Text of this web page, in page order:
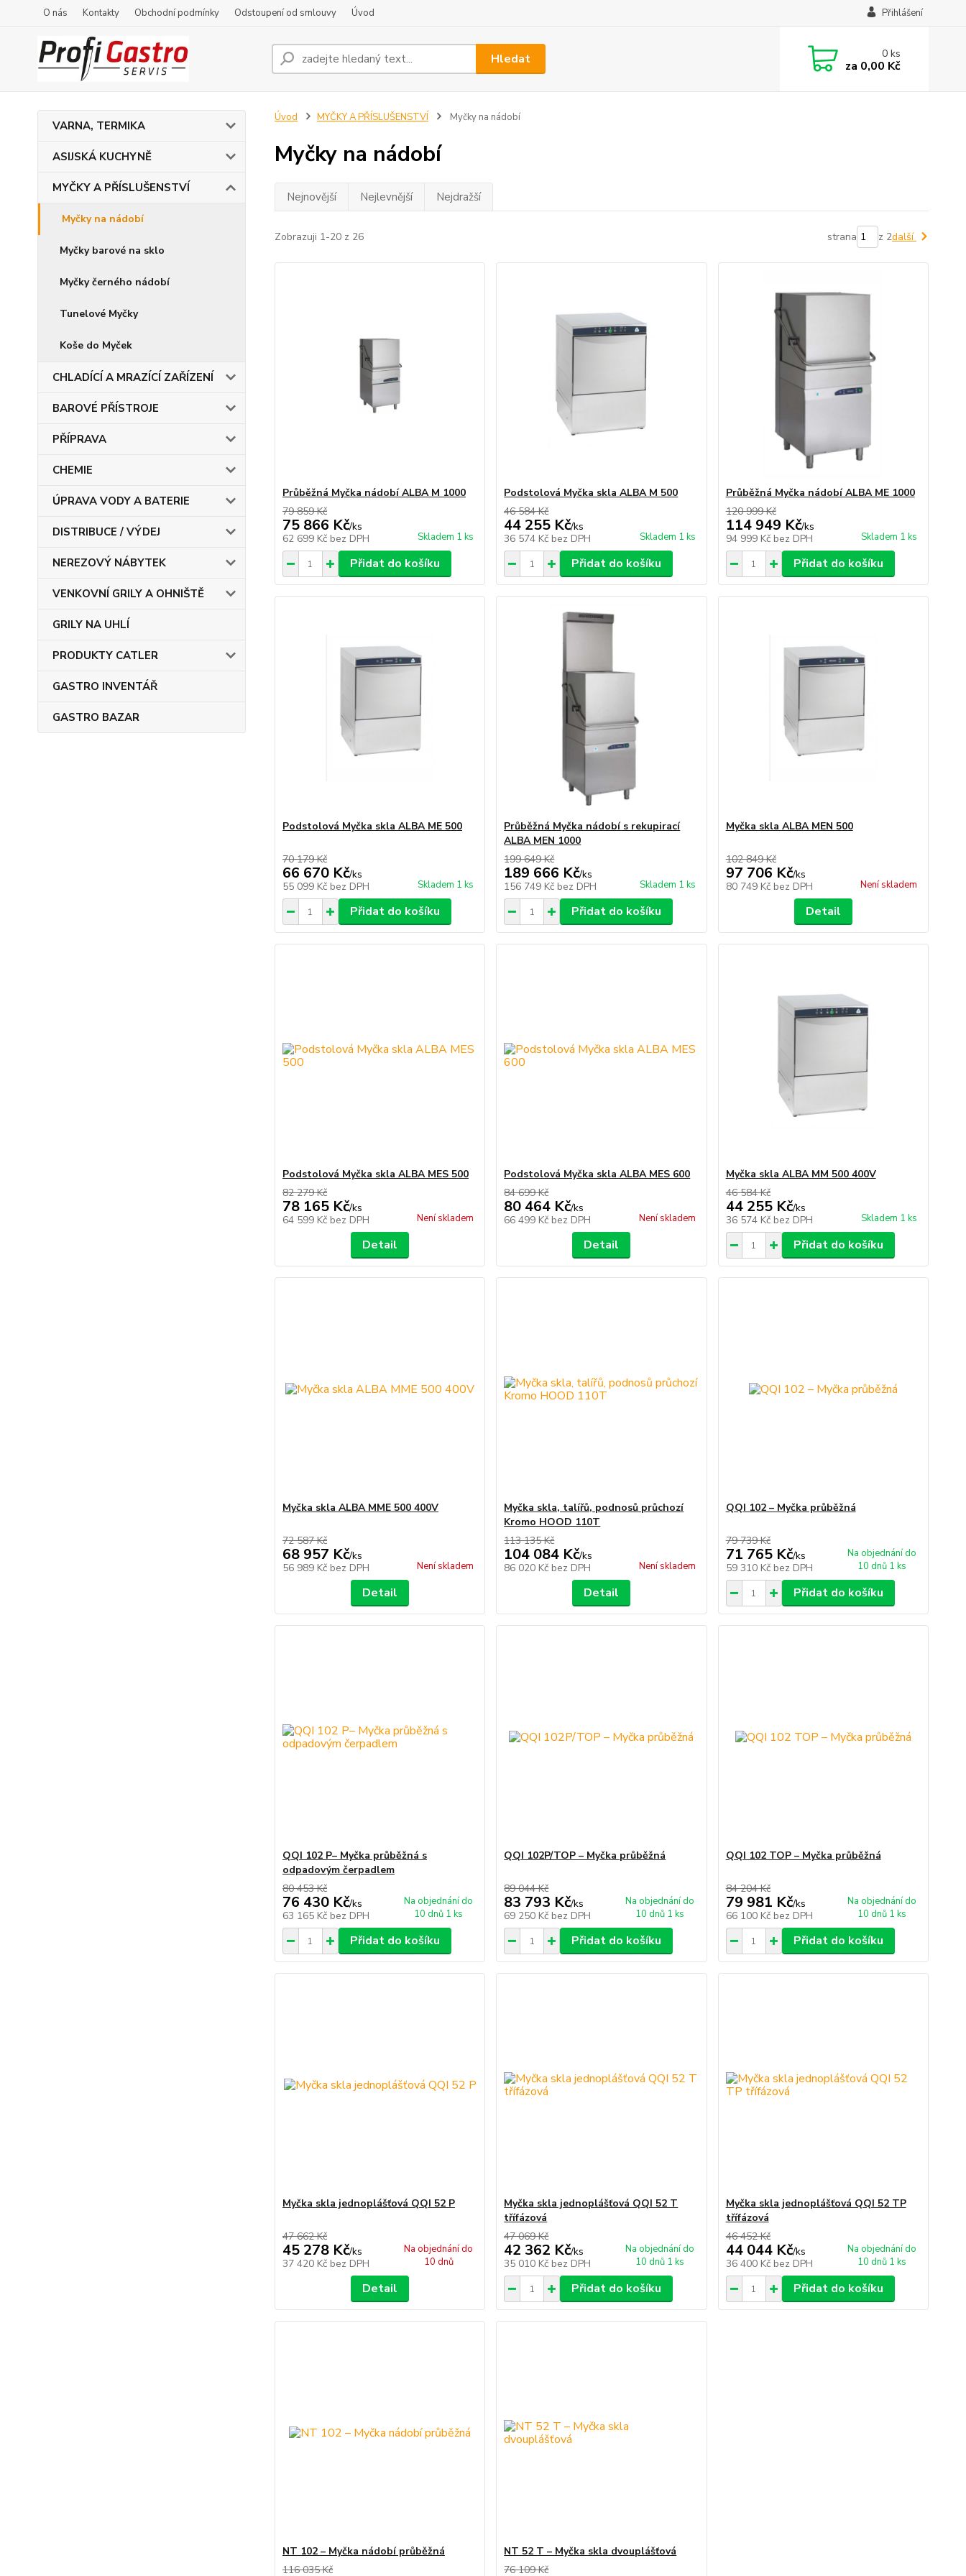
O nás Kontakty Obchodní podmínky Odstoupení od smlouvy Úvod Přihlášení
Hledat 0ks
za 0,00 Kč
VARNA, TERMIKA
ASIJSKÁ KUCHYNĚ
MYČKY A PŘÍSLUŠENSTVÍ
Myčky na nádobí
Myčky barové na sklo
Myčky černého nádobí
Tunelové Myčky
Koše do Myček
CHLADÍCÍ A MRAZÍCÍ ZAŘÍZENÍ
BAROVÉ PŘÍSTROJE
PŘÍPRAVA
CHEMIE
ÚPRAVA VODY A BATERIE
DISTRIBUCE / VÝDEJ
NEREZOVÝ NÁBYTEK
VENKOVNÍ GRILY A OHNIŠTĚ
GRILY NA UHLÍ
PRODUKTY CATLER
GASTRO INVENTÁŘ
GASTRO BAZAR
Úvod MYČKY A PŘÍSLUŠENSTVÍ Myčky na nádobí
Myčky na nádobí
Nejnovější Nejlevnější Nejdražší
Zobrazuji 1-20 z 26 strana z 2další
Průběžná Myčka nádobí ALBA M 1000
79 859 Kč
75 866 Kč/ks
62 699 Kč bez DPH Skladem 1 ks
Přidat do košíku
Podstolová Myčka skla ALBA M 500
46 584 Kč
44 255 Kč/ks
36 574 Kč bez DPH Skladem 1 ks
Přidat do košíku
Průběžná Myčka nádobí ALBA ME 1000
120 999 Kč
114 949 Kč/ks
94 999 Kč bez DPH Skladem 1 ks
Přidat do košíku
Podstolová Myčka skla ALBA ME 500
70 179 Kč
66 670 Kč/ks
55 099 Kč bez DPH Skladem 1 ks
Přidat do košíku
Průběžná Myčka nádobí s rekupirací
ALBA MEN 1000
199 649 Kč
189 666 Kč/ks
156 749 Kč bez DPH Skladem 1 ks
Přidat do košíku
Myčka skla ALBA MEN 500
102 849 Kč
97 706 Kč/ks
80 749 Kč bez DPH Není skladem
Detail
Podstolová Myčka skla ALBA MES 500
82 279 Kč
78 165 Kč/ks
64 599 Kč bez DPH Není skladem
Detail
Podstolová Myčka skla ALBA MES 600
84 699 Kč
80 464 Kč/ks
66 499 Kč bez DPH Není skladem
Detail
Myčka skla ALBA MM 500 400V
46 584 Kč
44 255 Kč/ks
36 574 Kč bez DPH Skladem 1 ks
Přidat do košíku
Myčka skla ALBA MME 500 400V
72 587 Kč
68 957 Kč/ks
56 989 Kč bez DPH Není skladem
Detail
Myčka skla, talířů, podnosů průchozí
Kromo HOOD 110T
113 135 Kč
104 084 Kč/ks
86 020 Kč bez DPH Není skladem
Detail
QQI 102 – Myčka průběžná
79 739 Kč
71 765 Kč/ks
59 310 Kč bez DPH
Na objednání do
10 dnů 1 ks
Přidat do košíku
QQI 102 P– Myčka průběžná s
odpadovým čerpadlem
80 453 Kč
76 430 Kč/ks
63 165 Kč bez DPH
Na objednání do
10 dnů 1 ks
Přidat do košíku
QQI 102P/TOP – Myčka průběžná
89 044 Kč
83 793 Kč/ks
69 250 Kč bez DPH
Na objednání do
10 dnů 1 ks
Přidat do košíku
QQI 102 TOP – Myčka průběžná
84 204 Kč
79 981 Kč/ks
66 100 Kč bez DPH
Na objednání do
10 dnů 1 ks
Přidat do košíku
Myčka skla jednoplášťová QQI 52 P
47 662 Kč
45 278 Kč/ks
37 420 Kč bez DPH
Na objednání do
10 dnů
Detail
Myčka skla jednoplášťová QQI 52 T
třífázová
47 069 Kč
42 362 Kč/ks
35 010 Kč bez DPH
Na objednání do
10 dnů 1 ks
Přidat do košíku
Myčka skla jednoplášťová QQI 52 TP
třífázová
46 452 Kč
44 044 Kč/ks
36 400 Kč bez DPH
Na objednání do
10 dnů 1 ks
Přidat do košíku
NT 102 – Myčka nádobí průběžná
116 035 Kč
NT 52 T – Myčka skla dvouplášťová
76 109 Kč